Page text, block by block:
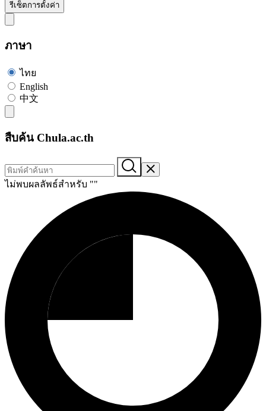
รีเซ็ตการตั้งค่า
ภาษา
ไทย
English
中文
สืบค้น Chula.ac.th
ไม่พบผลลัพธ์สำหรับ ""